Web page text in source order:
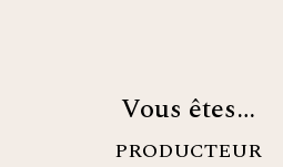
Vous êtes…
PRODUCTEUR